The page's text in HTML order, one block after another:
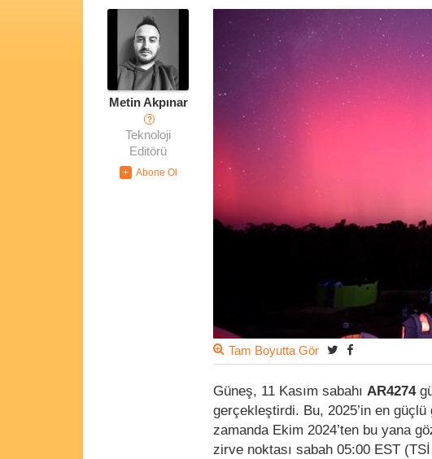
Metin Akpınar
?
Teknoloji
Editörü
Tam Boyutta Gör
Güneş, 11 Kasım sabahı AR4274
gerçekleştirdi. Bu, 2025’in en
zamanda Ekim 2024’ten bu yana
zirve noktası sabah 05:00 EST